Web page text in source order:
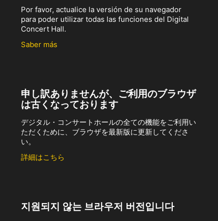
Por favor, actualice la versión de su navegador
para poder utilizar todas las funciones del Digital
Concert Hall.
Saber más
申し訳ありませんが、ご利用のブラウザ
は古くなっております
デジタル・コンサートホールの全ての機能をご利用い
ただくために、ブラウザを最新版に更新してくださ
い。
詳細はこちら
지원되지 않는 브라우저 버전입니다